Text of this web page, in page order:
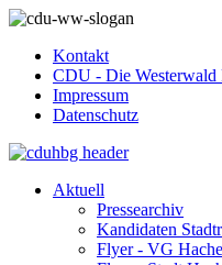
Kontakt
CDU - Die Westerwald
Impressum
Datenschutz
Aktuell
Pressearchiv
Kandidaten
Flyer - VG